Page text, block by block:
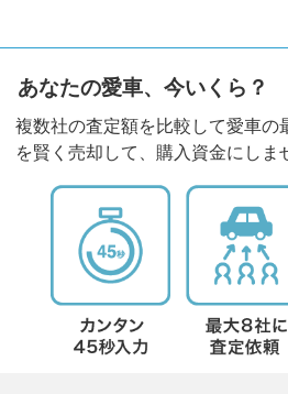
あなたの愛車、今いくら？
複数社の査定額を比較して愛車の
を賢く売却して、購入資金にしま